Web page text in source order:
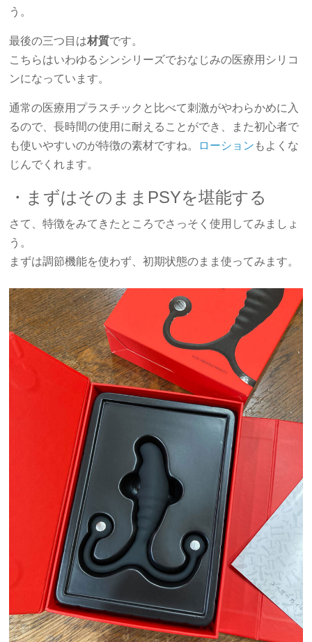
う。
最後の三つ目は材質です。
こちらはいわゆるシンシリーズでおなじみの医療用シリコ
ンになっています。
通常の医療用プラスチックと比べて刺激がやわらかめに入
るので、長時間の使用に耐えることができ、また初心者で
も使いやすいのが特徴の素材ですね。
ローション もよくな
じんでくれます。
・まずはそのままPSYを堪能する
さて、特徴をみてきたところでさっそく使用してみましょ
う。
まずは調節機能を使わず、初期状態のまま使ってみます。